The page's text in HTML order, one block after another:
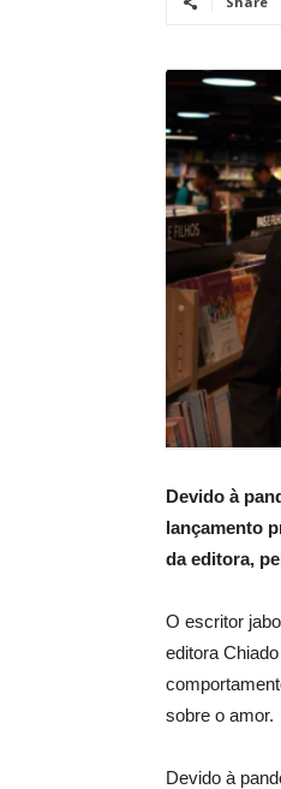
Devido à
lançamento
da editora,
O escritor
editora
sobre o amor.
Devido à